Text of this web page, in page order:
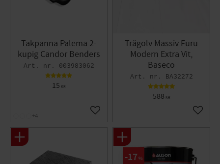
Takpanna Palema 2-
kupig Candor Benders
003983062
15 KR
Lägg till i favoriter
+4
Trägolv Massiv Furu
Modern Extra Vit,
Baseco
BA32272
588 KR
Lägg
17 %